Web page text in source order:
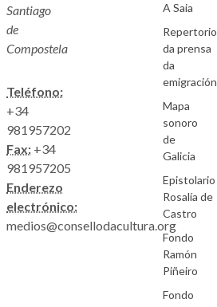
Santiago
de
Compostela
Teléfono:
+34
981957202
Fax: +34
981957205
Enderezo
electrónico:
medios@consellodacultura.org
A Saia
Repertorio
da prensa
da
emigración
Mapa
sonoro
de
Galicia
Epistolario
Rosalía de
Castro
Fondo
Ramón
Piñeiro
Fondo